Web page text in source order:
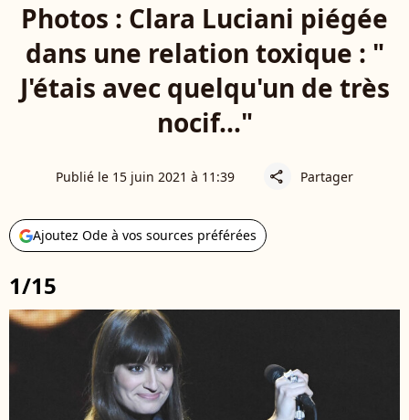
Photos : Clara Luciani piégée
dans une relation toxique : "
J'étais avec quelqu'un de très
nocif..."
Publié le 15 juin 2021 à 11:39 share Partager
Ajoutez Ode à vos sources préférées
1/15